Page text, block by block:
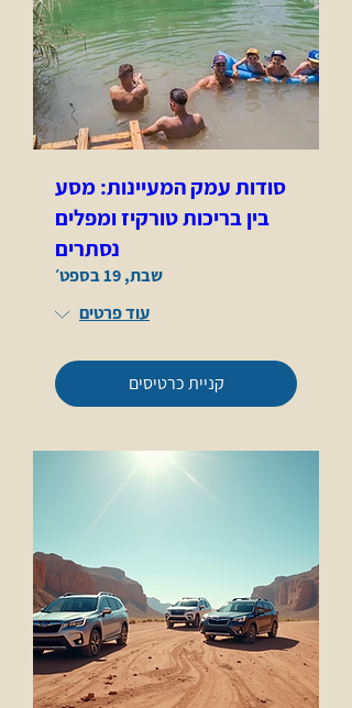
סודות עמק המעיינות: מסע
בין בריכות טורקיז ומפלים
נסתרים
שבת, 19 בספט׳
עוד פרטים
קניית כרטיסים